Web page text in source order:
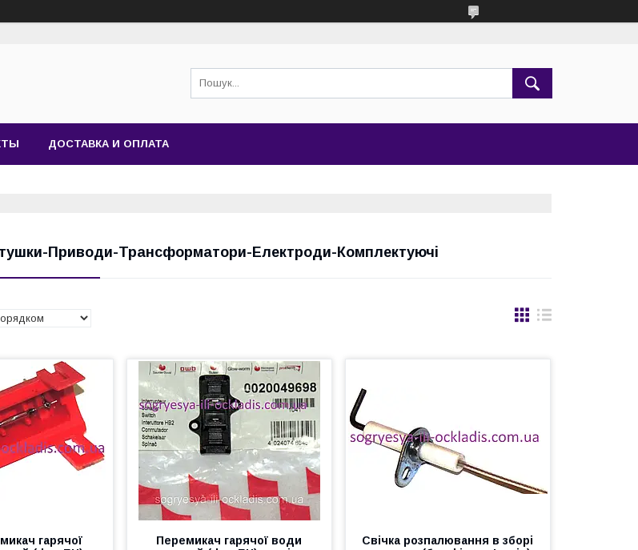
ДОСТАВКА И ОПЛАТА
Приводи-Трансформатори-Електроди-Комплектуючі
гарячої
Перемикач гарячої води
Свічка розпалювання в зборі